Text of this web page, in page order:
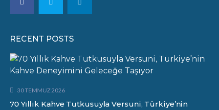
RECENT POSTS
30 TEMMUZ 2026
70 Yıllık Kahve Tutkusuyla Versuni, Türkiye’nin